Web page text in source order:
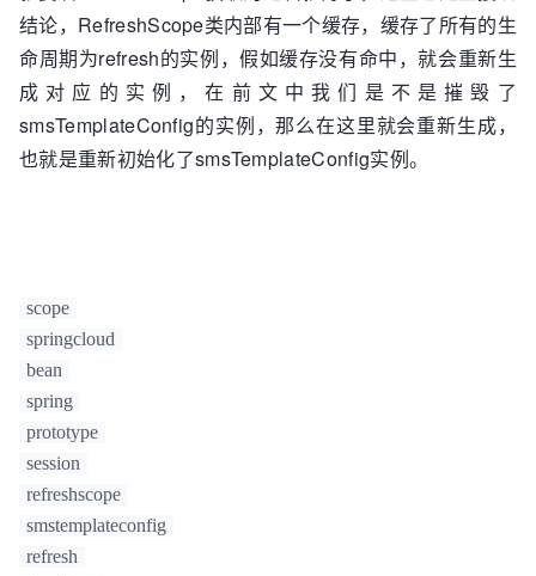
结论，RefreshScope类内部有一个缓存，缓存了所有的生
命周期为refresh的实例，假如缓存没有命中，就会重新生
成对应的实例，在前文中我们是不是摧毁了
smsTemplateConfig的实例，那么在这里就会重新生成，
也就是重新初始化了smsTemplateConfig实例。
scope
springcloud
bean
spring
prototype
session
refreshscope
smstemplateconfig
refresh